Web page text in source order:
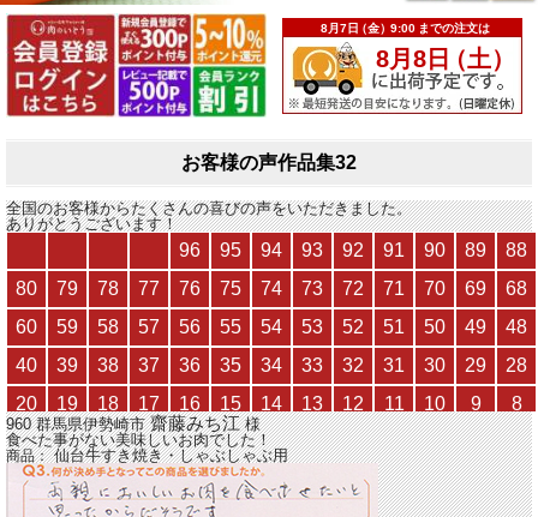
お客様の声作品集32
全国のお客様からたくさんの喜びの声をいただきました。
ありがとうございます！
960 群馬県伊勢崎市齋藤みち江様
食べた事がない美味しいお肉でした！
商品：仙台牛すき焼き・しゃぶしゃぶ用